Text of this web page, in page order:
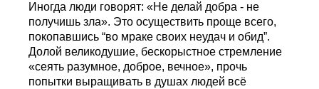
Иногда люди говорят: «Не делай добра - не
получишь зла». Это осуществить проще всего,
покопавшись “во мраке своих неудач и обид”.
Долой великодушие, бескорыстное стремление
«сеять разумное, доброе, вечное», прочь
попытки выращивать в душах людей всё